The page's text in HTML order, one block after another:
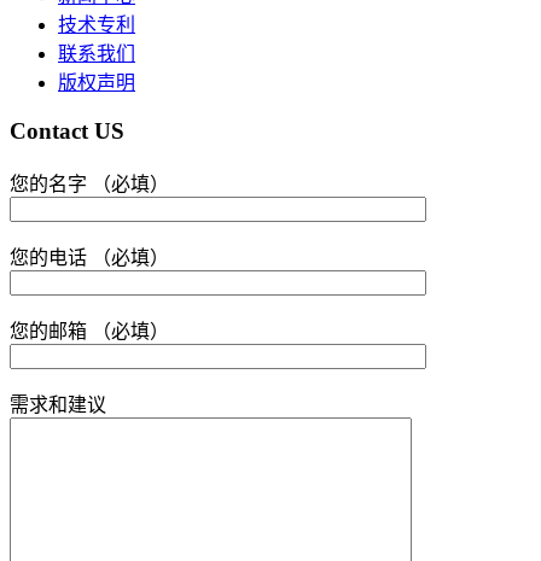
技术专利
联系我们
版权声明
Contact US
您的名字 （必填）
您的电话 （必填）
您的邮箱 （必填）
需求和建议